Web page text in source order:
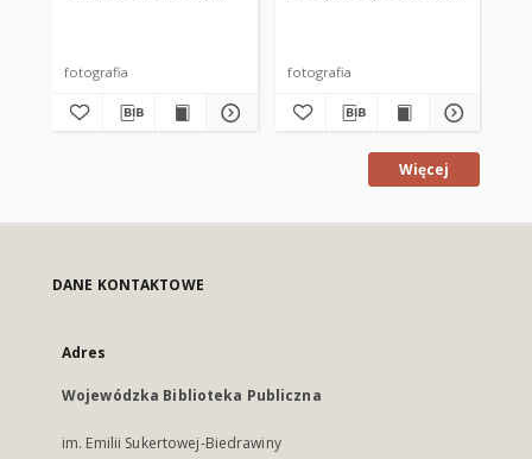
fotografia fotografia
Więcej
DANE KONTAKTOWE
Adres
Wojewódzka Biblioteka Publiczna
im. Emilii Sukertowej-Biedrawiny